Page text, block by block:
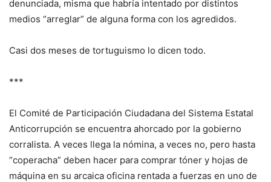
denunciada, misma que habría intentado por distintos
medios “arreglar” de alguna forma con los agredidos.
Casi dos meses de tortuguismo lo dicen todo.
***
El Comité de Participación Ciudadana del Sistema Estatal
Anticorrupción se encuentra ahorcado por la gobierno
corralista. A veces llega la nómina, a veces no, pero hasta
“coperacha” deben hacer para comprar tóner y hojas de
máquina en su arcaica oficina rentada a fuerzas en uno de